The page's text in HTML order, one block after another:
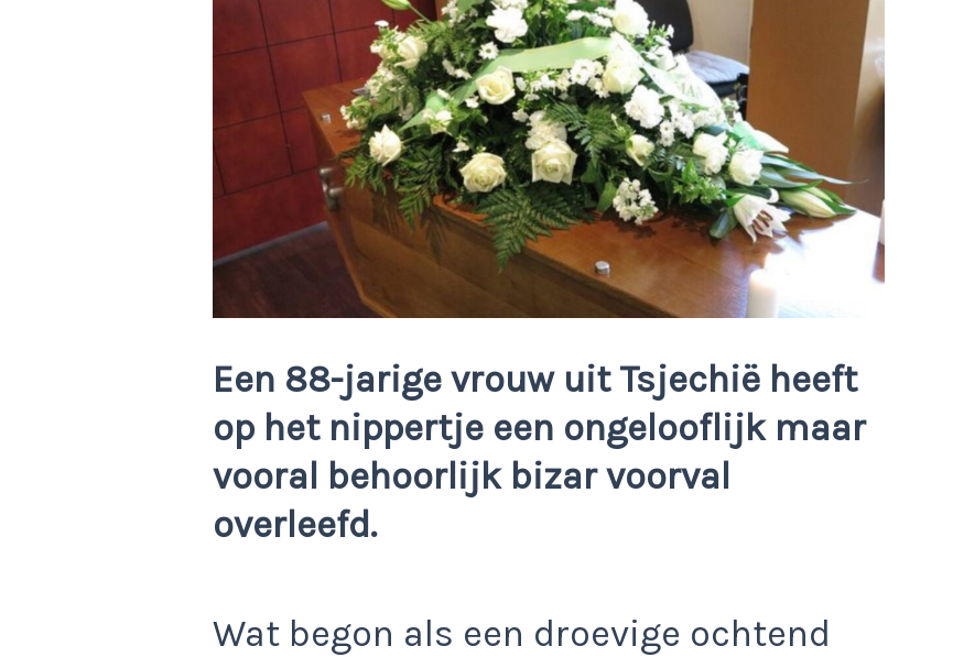
Een 88-jarige vrouw uit Tsjechië heeft
op het nippertje een ongelooflijk maar
vooral behoorlijk bizar voorval
overleefd.
Wat begon als een droevige ochtend